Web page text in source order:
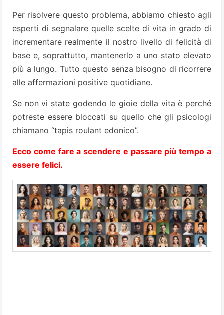
Per risolvere questo problema, abbiamo chiesto agli
esperti di segnalare quelle scelte di vita in grado di
incrementare realmente il nostro livello di felicità di
base e, soprattutto, mantenerlo a uno stato elevato
più a lungo. Tutto questo senza bisogno di ricorrere
alle affermazioni positive quotidiane.
Se non vi state godendo le gioie della vita è perché
potreste essere bloccati su quello che gli psicologi
chiamano “tapis roulant edonico”.
Ecco come fare a scendere e passare più tempo a
essere felici.